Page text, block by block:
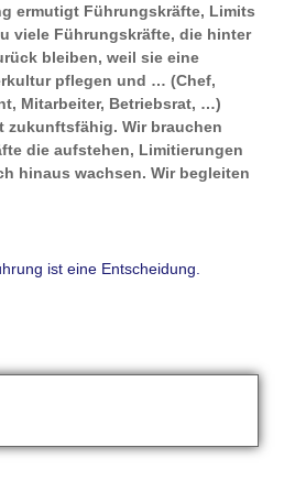
ermutigt Führungskräfte, Limits
viele Führungskräfte, die hinter
bleiben, weil sie eine
pflegen und … (Chef,
Mitarbeiter, Betriebsrat, …)
zukunftsfähig. Wir brauchen
die aufstehen, Limitierungen
hinaus wachsen. Wir begleiten
ist eine Entscheidung.